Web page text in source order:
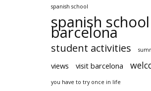
spanish school
spanish school
barcelona
student activities
views visit barcelona
you have to try once in life